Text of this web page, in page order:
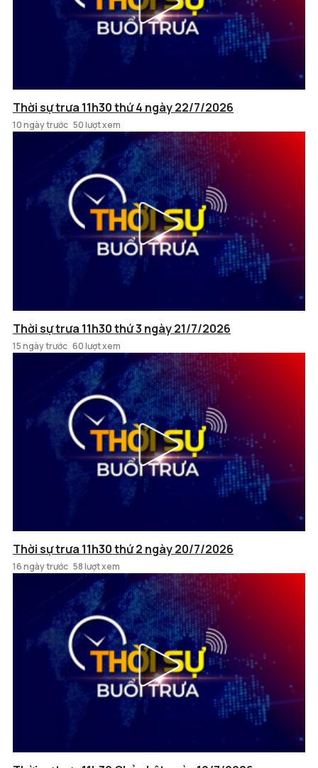
Thời sự trưa 11h30 thứ 4 ngày 22/7/2026
10 ngày trước 50 lượt xem
Thời sự trưa 11h30 thứ 3 ngày 21/7/2026
15 ngày trước 60 lượt xem
Thời sự trưa 11h30 thứ 2 ngày 20/7/2026
16 ngày trước 58 lượt xem